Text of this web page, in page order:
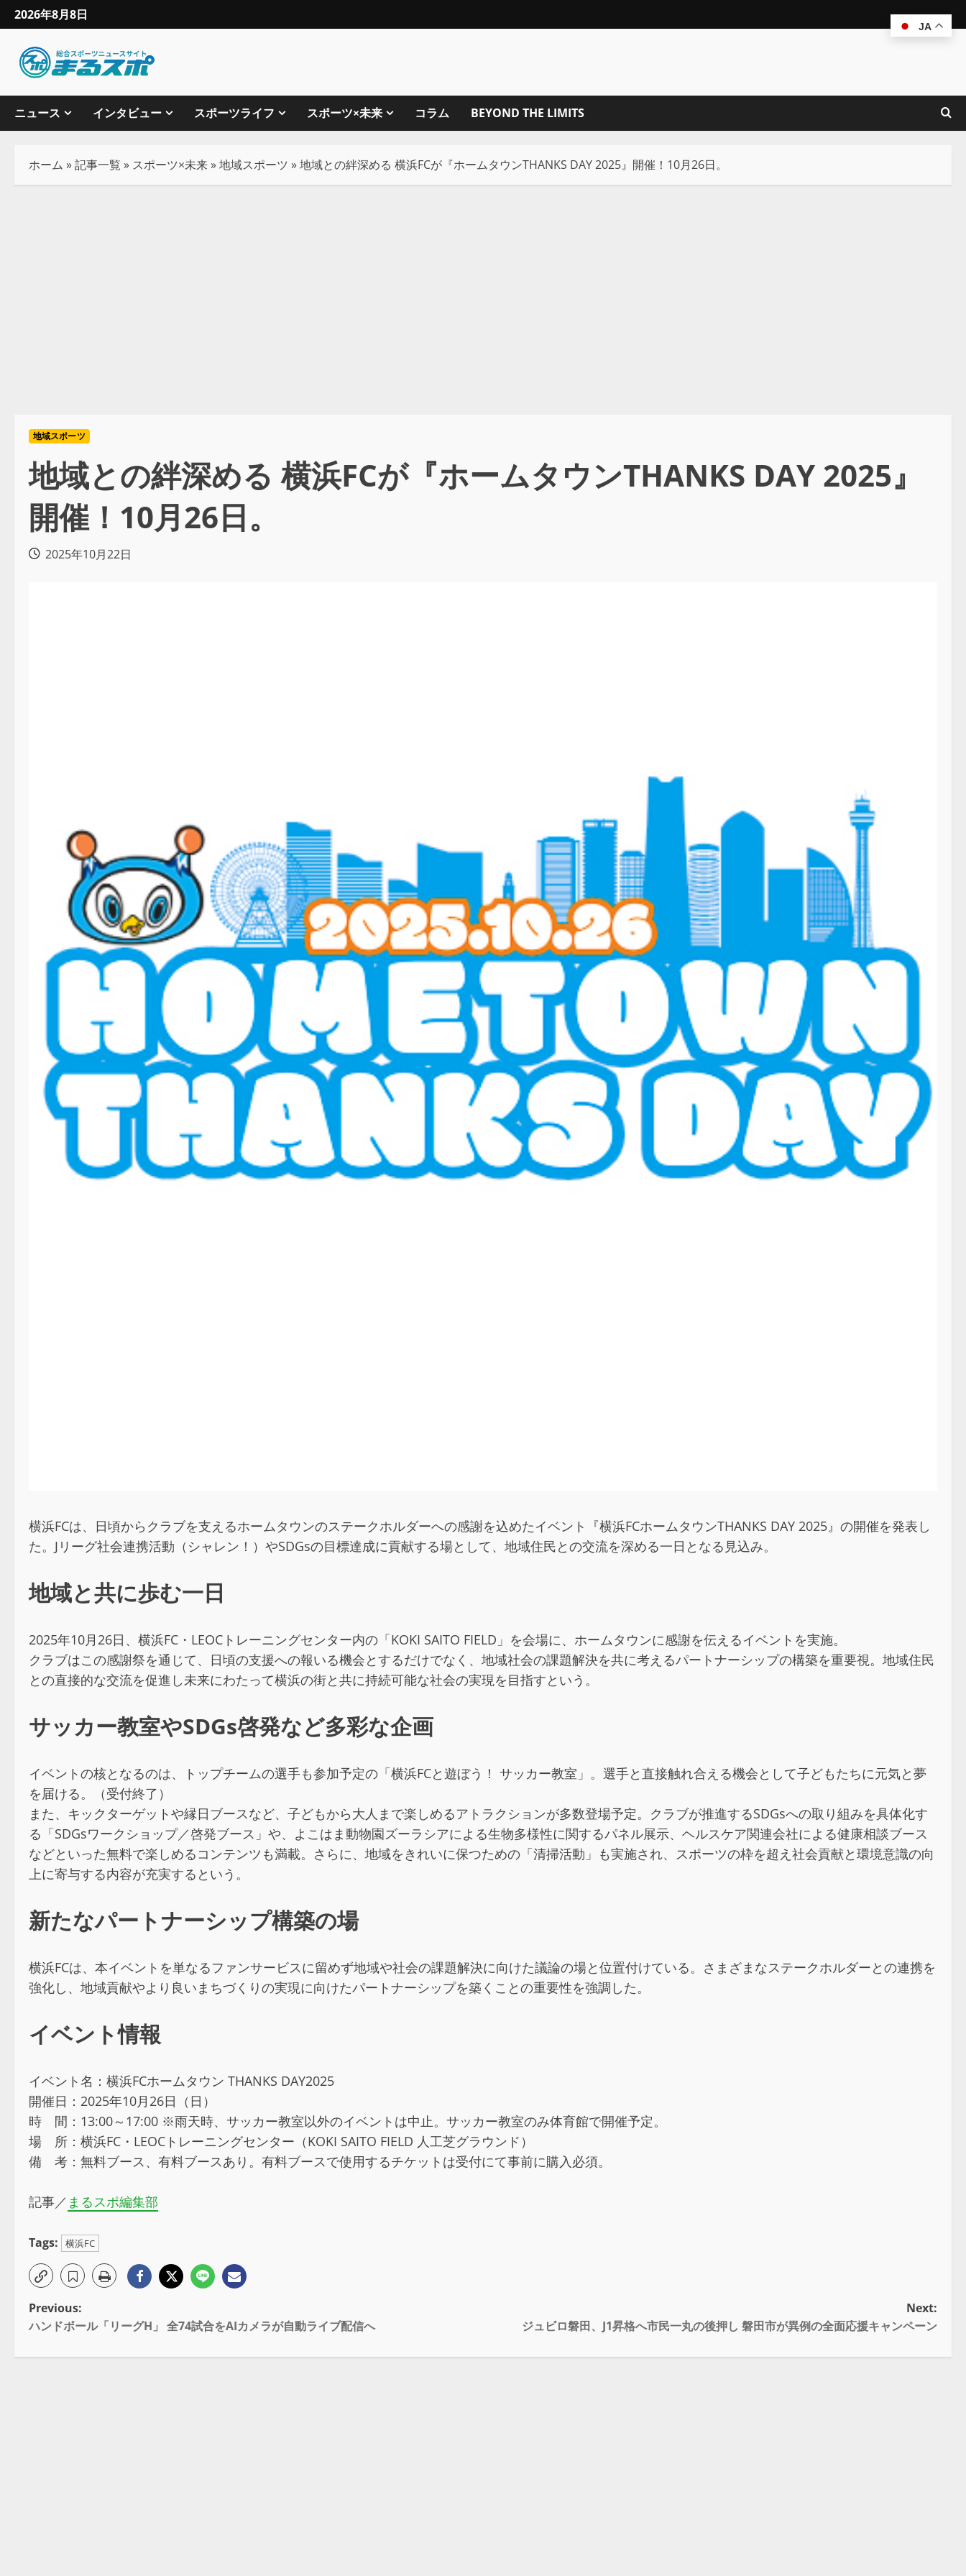
2026年8月8日
ニュース インタビュー スポーツライフ スポーツ×未来 コラム BEYOND THE LIMITS
ホーム »記事一覧 » スポーツ×未来»地域スポーツ »地域との絆深める 横浜FCが『ホームタウンTHANKS DAY 2025』開催！10月26日。
地域スポーツ
地域との絆深める 横浜FCが『ホームタウンTHANKS DAY 2025』
開催！10月26日。
2025年10月22日
横浜FCは、日頃からクラブを支えるホームタウンのステークホルダーへの感謝を込めたイベント『横浜FCホームタウンTHANKS DAY 2025』の開催を発表し
た。Jリーグ社会連携活動（シャレン！）やSDGsの目標達成に貢献する場として、地域住民との交流を深める一日となる見込み。
地域と共に歩む一日
2025年10月26日、横浜FC・LEOCトレーニングセンター内の「KOKI SAITO FIELD」を会場に、ホームタウンに感謝を伝えるイベントを実施。
クラブはこの感謝祭を通じて、日頃の支援への報いる機会とするだけでなく、地域社会の課題解決を共に考えるパートナーシップの構築を重要視。地域住民
との直接的な交流を促進し未来にわたって横浜の街と共に持続可能な社会の実現を目指すという。
サッカー教室やSDGs啓発など多彩な企画
イベントの核となるのは、トップチームの選手も参加予定の「横浜FCと遊ぼう！ サッカー教室」。選手と直接触れ合える機会として子どもたちに元気と夢
を届ける。（受付終了）
また、キックターゲットや縁日ブースなど、子どもから大人まで楽しめるアトラクションが多数登場予定。クラブが推進するSDGsへの取り組みを具体化す
る「SDGsワークショップ／啓発ブース」や、よこはま動物園ズーラシアによる生物多様性に関するパネル展示、ヘルスケア関連会社による健康相談ブース
などといった無料で楽しめるコンテンツも満載。さらに、地域をきれいに保つための「清掃活動」も実施され、スポーツの枠を超え社会貢献と環境意識の向
上に寄与する内容が充実するという。
新たなパートナーシップ構築の場
横浜FCは、本イベントを単なるファンサービスに留めず地域や社会の課題解決に向けた議論の場と位置付けている。さまざまなステークホルダーとの連携を
強化し、地域貢献やより良いまちづくりの実現に向けたパートナーシップを築くことの重要性を強調した。
イベント情報
イベント名：横浜FCホームタウン THANKS DAY2025
開催日：2025年10月26日（日）
時 間：13:00～17:00 ※雨天時、サッカー教室以外のイベントは中止。サッカー教室のみ体育館で開催予定。
場 所：横浜FC・LEOCトレーニングセンター（KOKI SAITO FIELD 人工芝グラウンド）
備 考：無料ブース、有料ブースあり。有料ブースで使用するチケットは受付にて事前に購入必須。
記事／ まるスポ編集部
Tags: 横浜FC
Previous:
ハンドボール「リーグH」 全74試合をAIカメラが自動ライブ配信へ
Next:
ジュビロ磐田、J1昇格へ市民一丸の後押し 磐田市が異例の全面応援キャンペーン
JA